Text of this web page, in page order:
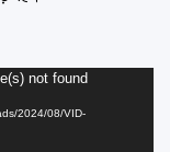
not found
2024/08/VID-